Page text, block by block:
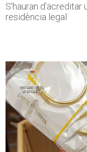
S'hauran d'acreditar
residència legal